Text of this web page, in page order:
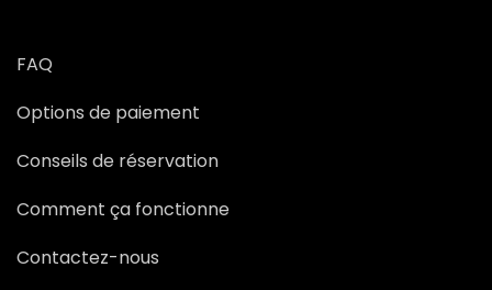
FAQ
Options de paiement
Conseils de réservation
Comment ça fonctionne
Contactez-nous